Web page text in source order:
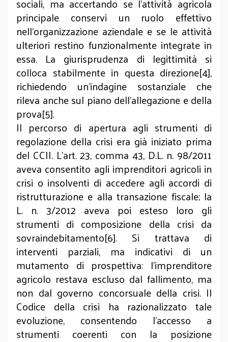
principale conservi un ruolo effettivo
nell’organizzazione aziendale e se le attività
ulteriori restino funzionalmente integrate in
essa. La giurisprudenza di legittimità si
colloca stabilmente in questa direzione[4],
richiedendo un’indagine sostanziale che
rileva anche sul piano dell’allegazione e della
prova[5].
Il percorso di apertura agli strumenti di
regolazione della crisi era già iniziato prima
del CCII. L’art. 23, comma 43, D.L. n. 98/2011
aveva consentito agli imprenditori agricoli in
crisi o insolventi di accedere agli accordi di
ristrutturazione e alla transazione fiscale; la
L. n. 3/2012 aveva poi esteso loro gli
strumenti di composizione della crisi da
sovraindebitamento[6]. Si trattava di
interventi parziali, ma indicativi di un
mutamento di prospettiva: l’imprenditore
agricolo restava escluso dal fallimento, ma
non dal governo concorsuale della crisi. Il
Codice della crisi ha razionalizzato tale
evoluzione, consentendo l’accesso a
strumenti coerenti con la posizione